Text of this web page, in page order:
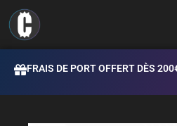
FRAIS DE PORT OFFERT DÈS